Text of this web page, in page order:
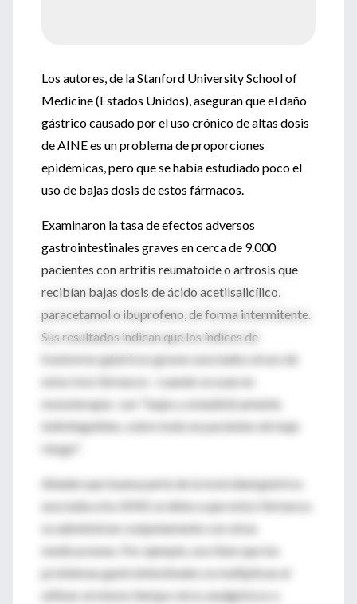
Los autores, de la Stanford University School of
Medicine (Estados Unidos), aseguran que el daño
gástrico causado por el uso crónico de altas dosis
de AINE es un problema de proporciones
epidémicas, pero que se había estudiado poco el
uso de bajas dosis de estos fármacos.
Examinaron la tasa de efectos adversos
gastrointestinales graves en cerca de 9.000
pacientes con artritis reumatoide o artrosis que
recibían bajas dosis de ácido acetilsalicílico,
paracetamol o ibuprofeno, de forma intermitente.
Sus resultados indican que los índices de
trastornos gástricos graves asociados al uso de
estos tres fármacos –cuando se usan en
monoterapia- son "bajos y estadísticamente
indistinguibles, sobre todo en pacientes de bajo
riesgo".
Añaden que buena parte de la toxicidad gástrica
asociada a los AINE se debe a que estos fármacos
se administran conjuntamente con otras
medicaciones. Por ejemplo, escriben que los
problemas gastrointestinales se multiplican al
utilizar al mismo tiempo otros analgésicos o